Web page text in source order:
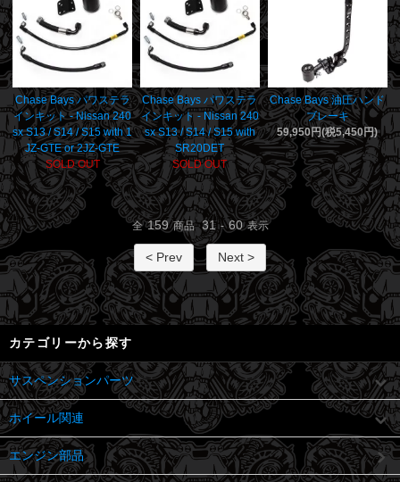
Chase Bays パワステラ
インキット - Nissan 240
sx S13 / S14 / S15 with 1
JZ-GTE or 2JZ-GTE
SOLD OUT
Chase Bays パワステラ
インキット - Nissan 240
sx S13 / S14 / S15 with
SR20DET
SOLD OUT
Chase Bays 油圧ハンド
ブレーキ
59,950円(税5,450円)
全 159 商品 31 - 60 表示
< Prev Next >
カテゴリーから探す
サスペンションパーツ
ホイール関連
エンジン部品